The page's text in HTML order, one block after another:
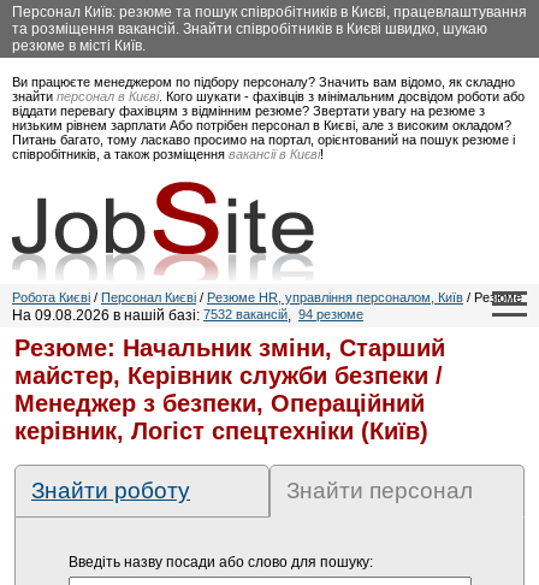
Персонал Київ: резюме та пошук співробітників в Києві, працевлаштування
та розміщення вакансій. Знайти співробітників в Києві швидко, шукаю
резюме в місті Київ.
Ви працюєте менеджером по підбору персоналу? Значить вам відомо, як складно
знайти персонал в Києві. Кого шукати - фахівців з мінімальним досвідом роботи або
віддати перевагу фахівцям з відмінним резюме? Звертати увагу на резюме з
низьким рівнем зарплати Або потрібен персонал в Києві, але з високим окладом?
Питань багато, тому ласкаво просимо на портал, орієнтований на пошук резюме і
співробітників, а також розміщення вакансії в Києві!
Робота Києві / Персонал Києві / Резюме HR, управління персоналом, Київ / Резюме
На 09.08.2026 в нашій базі: 7532 вакансій, 94 резюме
Резюме: Начальник зміни, Старший
майстер, Керівник служби безпеки /
Менеджер з безпеки, Операційний
керівник, Логіст спецтехніки (Київ)
Знайти роботу Знайти персонал
Введіть назву посади або слово для пошуку: